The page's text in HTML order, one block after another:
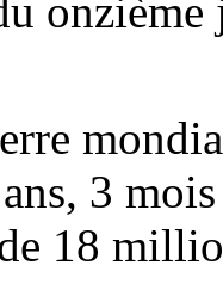
3
18